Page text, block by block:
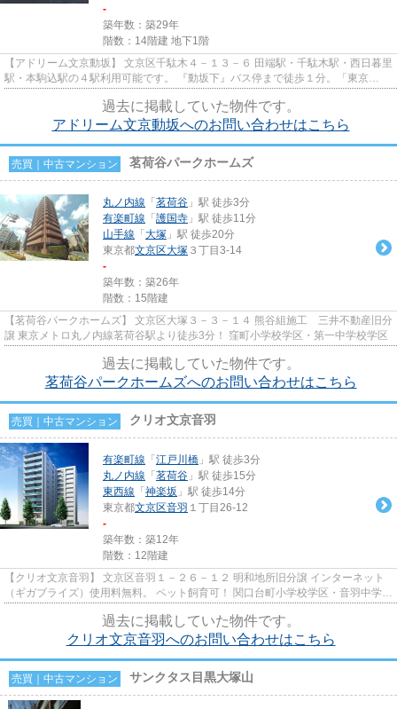
-
築年数：築29年
階数：14階建 地下1階
【アドリーム文京動坂】 文京区千駄木４－１３－６ 田端駅・千駄木駅・西日暮里
駅・本駒込駅の４駅利用可能です。 『動坂下』バス停まで徒歩１分。「東京
過去に掲載していた物件です。
アドリーム文京動坂へのお問い合わせはこちら
売買｜中古マンション 茗荷谷パークホームズ
丸ノ内線 「 茗荷谷 」駅 徒歩3分
有楽町線 「 護国寺 」駅 徒歩11分
山手線 「 大塚 」駅 徒歩20分
東京都文京区大塚 ３丁目3-14
-
築年数：築26年
階数：15階建
【茗荷谷パークホームズ】 文京区大塚３－３－１４ 熊谷組施工 三井不動産旧分
譲 東京メトロ丸ノ内線茗荷谷駅より徒歩3分！ 窪町小学校学区・第一中学校学区
過去に掲載していた物件です。
茗荷谷パークホームズへのお問い合わせはこちら
売買｜中古マンション クリオ文京音羽
有楽町線 「 江戸川橋 」駅 徒歩3分
丸ノ内線 「 茗荷谷 」駅 徒歩15分
東西線 「 神楽坂 」駅 徒歩14分
東京都文京区音羽 １丁目26-12
-
築年数：築12年
階数：12階建
【クリオ文京音羽】 文京区音羽１－２６－１２ 明和地所旧分譲 インターネット
（ギガブライズ）使用料無料。 ペット飼育可！ 関口台町小学校学区・音羽中学校
過去に掲載していた物件です。
クリオ文京音羽へのお問い合わせはこちら
売買｜中古マンション サンクタス目黒大塚山